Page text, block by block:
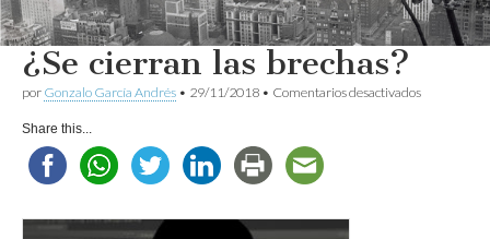
¿Se cierran las brechas?
por Gonzalo García Andrés • 29/11/2018 • Comentarios desactivadosen
Share this...